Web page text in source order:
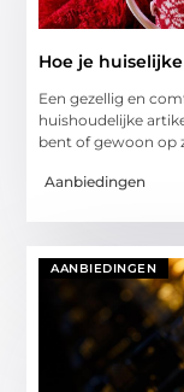
Hoe je
Een gezellig en
huishoudelijke
bent of gewoon op
Aanbiedingen
AANBIEDINGEN